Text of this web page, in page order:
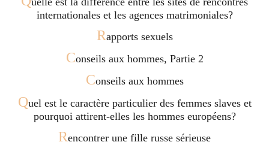
internationales et les agences matrimoniales?
Rapports sexuels
Conseils aux hommes, Partie 2
Conseils aux hommes
Quel est le caractère particulier des femmes slaves et
pourquoi attirent-elles les hommes européens?
Rencontrer une fille russe sérieuse